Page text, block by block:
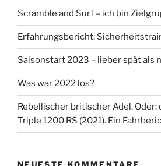
Scramble and Surf – ich bin
Erfahrungsbericht:
Saisonstart 2023 – lieber spät als
Was war 2022 los?
Rebellischer britischer Adel. Oder:
Triple 1200 RS (2021). Ein
NEUESTE KOMMENTARE